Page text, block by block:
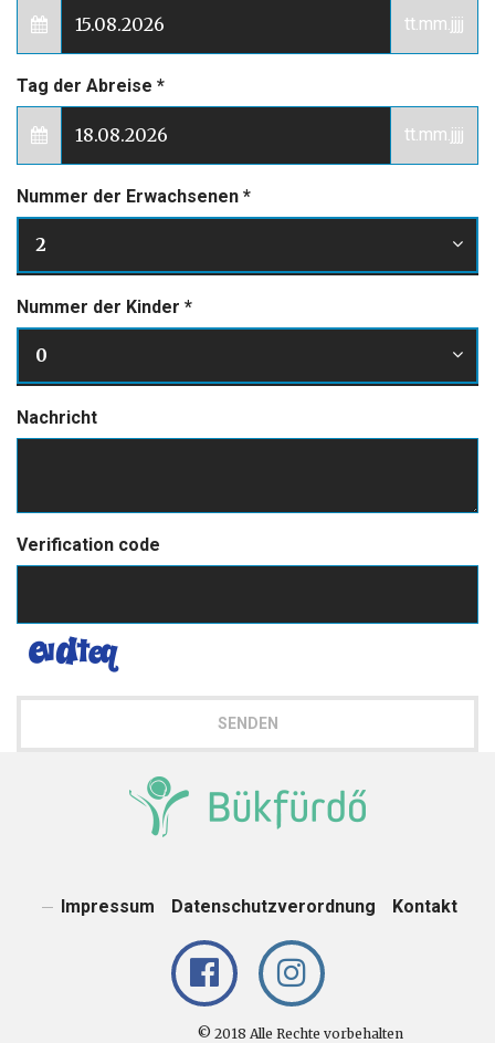
tt.mm.jjjj
Tag der Abreise *
tt.mm.jjjj
Nummer der Erwachsenen *
2
Nummer der Kinder *
0
Nachricht
Verification code
SENDEN
Impressum Datenschutzverordnung Kontakt
© 2018 Alle Rechte vorbehalten